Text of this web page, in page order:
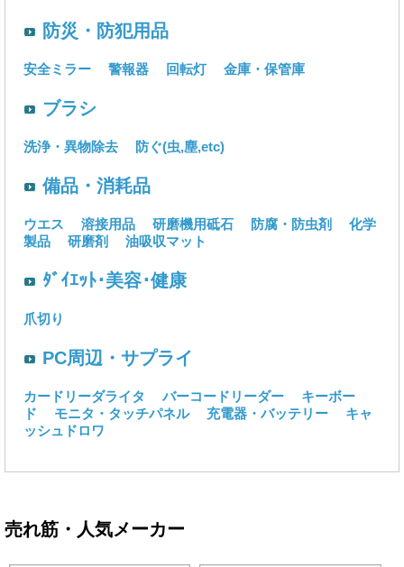
防災・防犯用品
安全ミラー 警報器 回転灯 金庫・保管庫
ブラシ
洗浄・異物除去 防ぐ(虫,塵,etc)
備品・消耗品
ウエス 溶接用品 研磨機用砥石 防腐・防虫剤
化学
製品
研磨剤 油吸収マット
ﾀﾞｲｴｯﾄ･美容･健康
爪切り
PC周辺・サプライ
カードリーダライタ バーコードリーダー
キーボー
ド
モニタ・タッチパネル 充電器・バッテリー
キャ
ッシュドロワ
売れ筋・人気メーカー